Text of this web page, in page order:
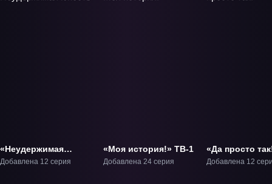
«Неудержимая
юность» ТВ-1
Добавлена 12 серия
«Моя история!» ТВ-1
Добавлена 24 серия
«Да просто
ТВ-1
Добавлена 12